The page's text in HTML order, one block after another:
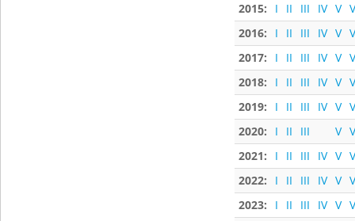
2015:
I II III IV V
2016:
I II III IV V
2017:
I II III IV V
2018:
I II III IV V
2019:
I II III IV V
2020:
I II III V
2021:
I II III IV V
2022:
I II III IV V
2023:
I II III IV V